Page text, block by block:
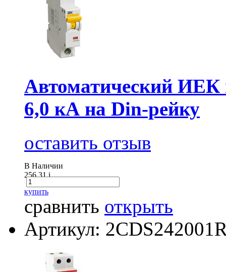
Автоматический
6,0 кА на Din-рейку
оставить отзыв
В Наличии
256.31i
купить
сравнить открыть
Артикул: